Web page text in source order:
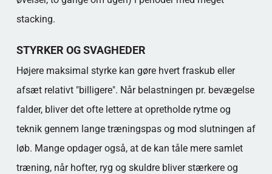
stacking.
STYRKER OG SVAGHEDER
Højere maksimal styrke kan gøre hvert fraskub eller
afsæt relativt "billigere". Når belastningen pr. bevægelse
falder, bliver det ofte lettere at opretholde rytme og
teknik gennem lange træningspas og mod slutningen af
løb. Mange opdager også, at de kan tåle mere samlet
træning, når hofter, ryg og skuldre bliver stærkere og